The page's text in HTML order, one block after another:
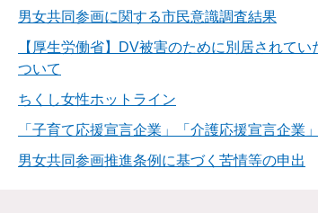
男女共同参画に関する市民意識調査結果
【厚生労働省】DV被害のために別居されて
ついて
ちくし女性ホットライン
「子育て応援宣言企業」「介護応援宣言企業
男女共同参画推進条例に基づく苦情等の申出